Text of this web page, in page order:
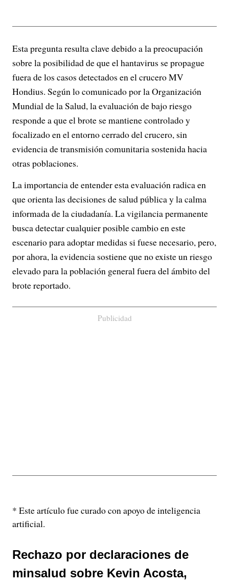
Esta pregunta resulta clave debido a la preocupación
sobre la posibilidad de que el hantavirus se propague
fuera de los casos detectados en el crucero MV
Hondius. Según lo comunicado por la Organización
Mundial de la Salud, la evaluación de bajo riesgo
responde a que el brote se mantiene controlado y
focalizado en el entorno cerrado del crucero, sin
evidencia de transmisión comunitaria sostenida hacia
otras poblaciones.
La importancia de entender esta evaluación radica en
que orienta las decisiones de salud pública y la calma
informada de la ciudadanía. La vigilancia permanente
busca detectar cualquier posible cambio en este
escenario para adoptar medidas si fuese necesario, pero,
por ahora, la evidencia sostiene que no existe un riesgo
elevado para la población general fuera del ámbito del
brote reportado.
Publicidad
* Este artículo fue curado con apoyo de inteligencia
artificial.
Rechazo por declaraciones de
minsalud sobre Kevin Acosta,